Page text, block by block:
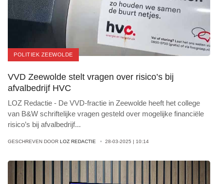
POLITIEK ZEEWOLDE
VVD Zeewolde stelt vragen over risico’s bij
afvalbedrijf HVC
LOZ Redactie - De VVD-fractie in Zeewolde heeft het college
van B&W schriftelijke vragen gesteld over mogelijke financiële
risico’s bij afvalbedrijf...
GESCHREVEN DOOR LOZ REDACTIE 28-03-2025 | 10:14